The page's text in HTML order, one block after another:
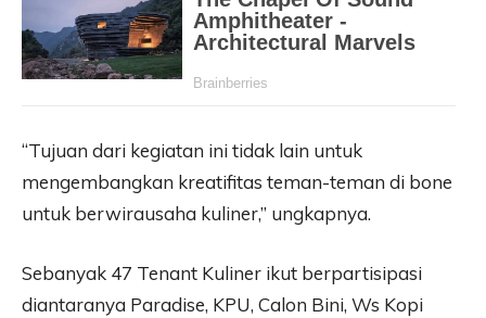
“Tujuan dari kegiatan ini tidak lain untuk
mengembangkan kreatifitas teman-teman di bone
untuk berwirausaha kuliner,” ungkapnya.
Sebanyak 47 Tenant Kuliner ikut berpartisipasi
diantaranya Paradise, KPU, Calon Bini, Ws Kopi